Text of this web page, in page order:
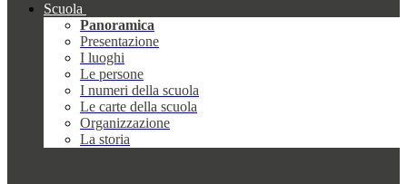
Scuola
Panoramica
Presentazione
I luoghi
Le persone
I numeri della scuola
Le carte della scuola
Organizzazione
La storia